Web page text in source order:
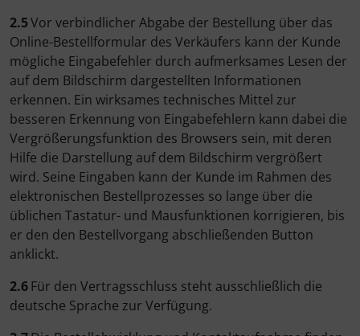
2.5Vor verbindlicher Abgabe der Bestellung über das
Online-Bestellformular des Verkäufers kann der Kunde
mögliche Eingabefehler durch aufmerksames Lesen der
auf dem Bildschirm dargestellten Informationen
erkennen. Ein wirksames technisches Mittel zur
besseren Erkennung von Eingabefehlern kann dabei die
Vergrößerungsfunktion des Browsers sein, mit deren
Hilfe die Darstellung auf dem Bildschirm vergrößert
wird. Seine Eingaben kann der Kunde im Rahmen des
elektronischen Bestellprozesses so lange über die
üblichen Tastatur- und Mausfunktionen korrigieren, bis
er den den Bestellvorgang abschließenden Button
anklickt.
2.6Für den Vertragsschluss steht ausschließlich die
deutsche Sprache zur Verfügung.